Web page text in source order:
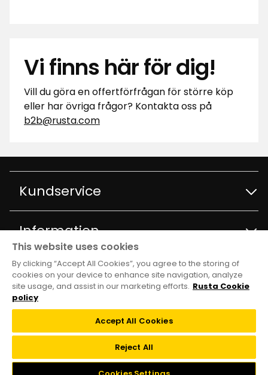
Vi finns här för dig!
Vill du göra en offertförfrågan för större köp
eller har övriga frågor? Kontakta oss på
b2b@rusta.com
Kundservice
Kontakta kundservice
Frågor och svar
Köpvillkor
Leveransalternativ
Information
Varuhus och öppettider
Om Rusta
Jobba på Rusta
Club Rusta
Medlemserbjudanden
Medlemsvillkor
Följ oss
This website uses cookies
By clicking “Accept All Cookies”, you agree to the storing of
cookies on your device to enhance site navigation, analyze
site usage, and assist in our marketing efforts. Rusta Cookie
policy
Accept All Cookies
Reject All